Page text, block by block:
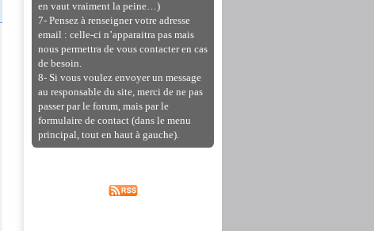
en vaut vraiment la peine…)
7- Pensez à renseigner votre adresse
email : celle-ci n’apparaitra pas mais
nous permettra de vous contacter en cas
de besoin.
8- Si vous voulez envoyer un message
au responsable du site, merci de ne pas
passer par le forum, mais par le
formulaire de contact (dans le menu
principal, tout en haut à gauche).